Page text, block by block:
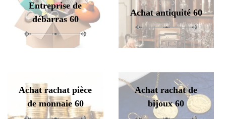
Entreprise de
débarras 60
Achat antiquité 60
Achat rachat pièce
de monnaie 60
Achat rachat de
bijoux 60